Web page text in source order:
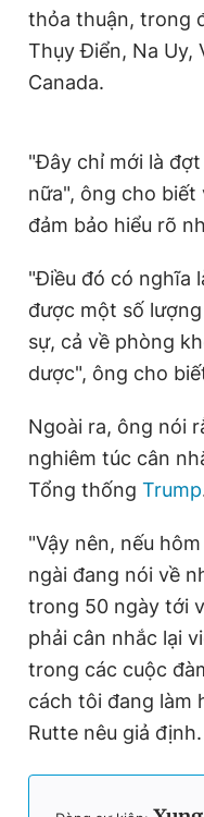
thỏa thuận, trong
Thụy Điển, Na Uy,
Canada.
"Đây chỉ mới là
nữa", ông cho biết
đảm bảo hiểu rõ
"Điều đó có nghĩa
được một số
sự, cả về phòng
dược", ông cho
Ngoài ra, ông nói
nghiêm túc cân
Tổng thống Trump
"Vậy nên, nếu
ngài đang nói về
trong 50 ngày tới
phải cân nhắc lại
trong các cuộc
cách tôi đang làm
Rutte nêu giả định.